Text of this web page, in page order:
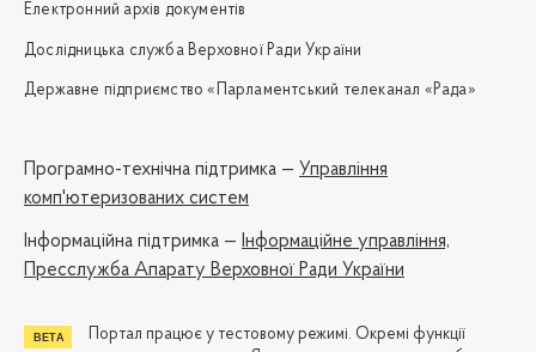
Електронний архів документів
Дослідницька служба Верховної Ради України
Державне підприємство «Парламентський телеканал «Рада»
Програмно-технічна підтримка — Управління
комп'ютеризованих систем
Iнформаційна підтримка — Інформаційне управління,
Пресслужба Апарату Верховної Ради України
Портал працює у тестовому режимі. Окремі функції